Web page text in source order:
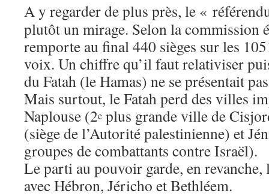
A y regarder de plus près, le «
plutôt un mirage. Selon la commission
remporte au final 440 sièges sur les
voix. Un chiffre qu’il faut relativiser
du Fatah (le Hamas) ne se présentait
Mais surtout, le Fatah perd des villes
Naplouse (2e plus grande ville de
(siège de l’Autorité palestinienne) et
groupes de combattants contre Israël).
Le parti au pouvoir garde, en
avec Hébron, Jéricho et Bethléem.